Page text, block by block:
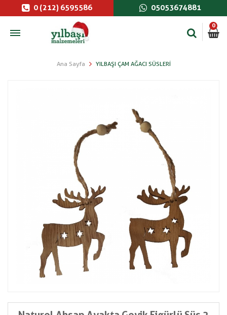
0 (212) 6595586 05053674881
0
Ana Sayfa YILBAŞI ÇAM AĞACI SÜSLERI